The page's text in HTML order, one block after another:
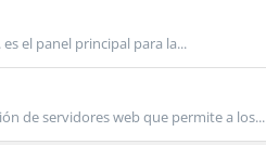
el panel principal para la...
de servidores web que permite a los...